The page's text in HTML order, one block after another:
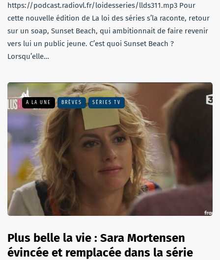
https://podcast.radiovl.fr/loidesseries/llds311.mp3 Pour
cette nouvelle édition de La loi des séries s’la raconte, retour
sur un soap, Sunset Beach, qui ambitionnait de faire revenir
vers lui un public jeune. C’est quoi Sunset Beach ?
Lorsqu’elle…
A LA UNE BRÈVES SÉRIES TV
Plus belle la vie : Sara Mortensen
évincée et remplacée dans la série